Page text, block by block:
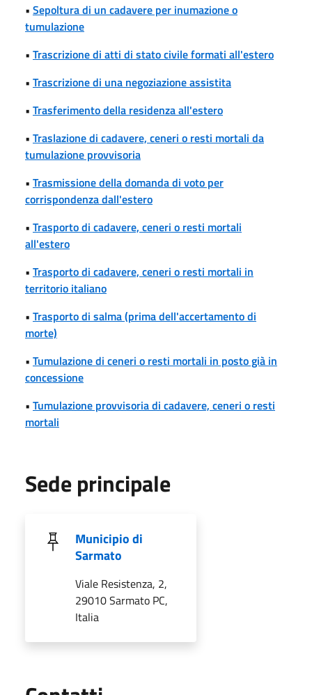
• Sepoltura di un cadavere per inumazione o
tumulazione
• Trascrizione di atti di stato civile formati all'estero
• Trascrizione di una negoziazione assistita
• Trasferimento della residenza all'estero
• Traslazione di cadavere, ceneri o resti mortali da
tumulazione provvisoria
• Trasmissione della domanda di voto per
corrispondenza dall'estero
• Trasporto di cadavere, ceneri o resti mortali
all'estero
• Trasporto di cadavere, ceneri o resti mortali in
territorio italiano
• Trasporto di salma (prima dell'accertamento di
morte)
• Tumulazione di ceneri o resti mortali in posto già in
concessione
• Tumulazione provvisoria di cadavere, ceneri o resti
mortali
Sede principale
Municipio di
Sarmato
Viale Resistenza, 2,
29010 Sarmato PC,
Italia